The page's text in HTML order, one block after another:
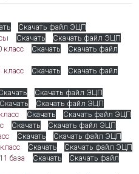
Скачать файл ЭЦП
Скачать
Скачать файл ЭЦП
класс
Скачать
Скачать файл
класс
Скачать
Скачать файл
Скачать файл ЭЦП
Скачать
Скачать файл ЭЦП
Скачать
Скачать файл ЭЦП
Скачать
Скачать файл ЭЦП
Скачать
Скачать файл ЭЦП
Скачать
Скачать файл ЭЦП
база
Скачать
Скачать файл